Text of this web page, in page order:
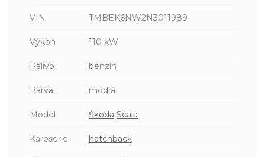
VIN TMBEK6NW2N3011989
Výkon 110 kW
Palivo benzín
Barva modrá
Model Škoda Scala
Karoserie hatchback